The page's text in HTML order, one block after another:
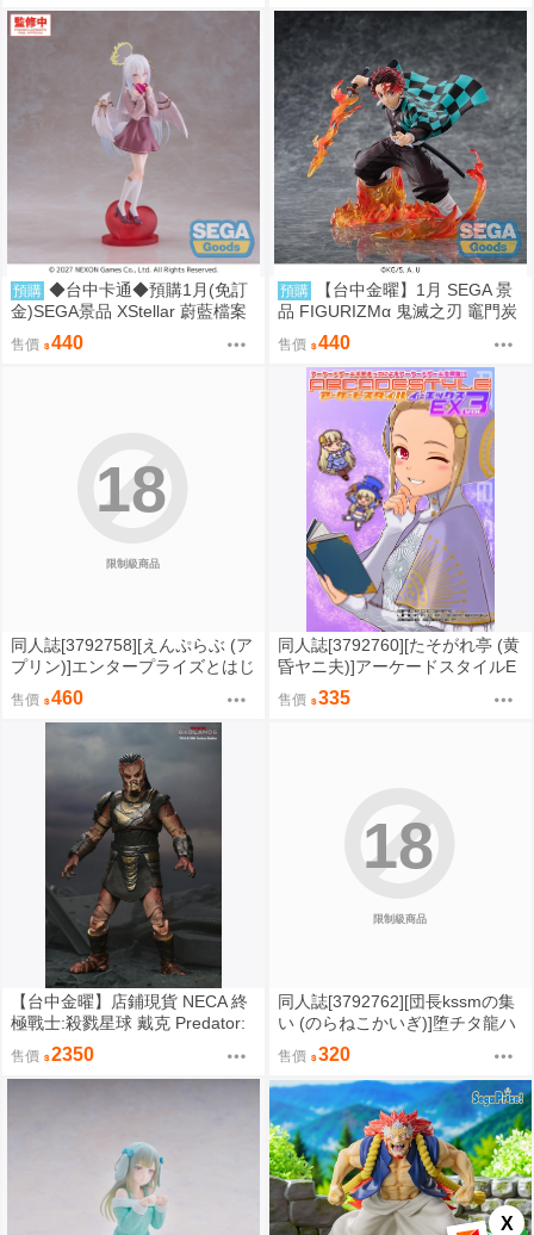
X
預購 ◆台中卡通◆預購1月(免訂
金)SEGA景品 XStellar 蔚藍檔案
白洲梓 Happy Valentine
售價 440
預購
【台中金曜】1月 SEGA 景
品 FIGURIZMα 鬼滅之刃 竈門炭
治郎 通透世界 0901
售價 440
限制級商品
18
同人誌[3792758][えんぷらぶ (ア
プリン)]エンタープライズとはじ
めてえっち (碧藍航線)
售價 460
同人誌[3792760][たそがれ亭 (黄
昏ヤニ夫)]アーケードスタイルE
X Vol.3 (電玩)
售價 335
【台中金曜】店鋪現貨 NECA 終
極戰士:殺戮星球 戴克 Predator:
Badlands Dek 7吋可動人偶
售價 2350
限制級商品
18
同人誌[3792762][団長kssmの集
い (のらねこかいぎ)]堕チタ龍ハ
異形ヲ孕ミテ (蔚藍檔案)
售價 320